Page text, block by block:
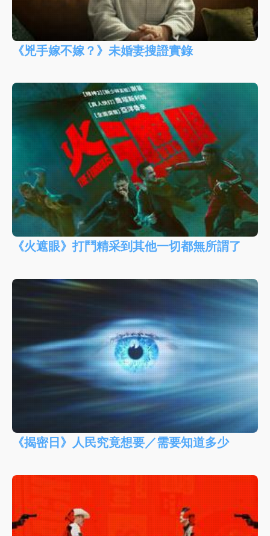
《兇手嫁不嫁？》未婚妻搜證實錄
《火遮眼》打鬥精采到其他一切都無所謂了
《揭密日》人民究竟想要／需要知道多少